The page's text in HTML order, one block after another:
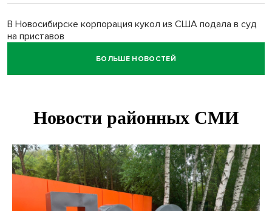
В Новосибирске корпорация кукол из США подала в суд
на приставов
В Новосибирске минздрав объявил бесплатную
В Новосибирске врачи прооперировали 25 тысяч
Знаменитый орангутан Бату отметил юбилей в
новосибирском зоопарке
БОЛЬШЕ НОВОСТЕЙ